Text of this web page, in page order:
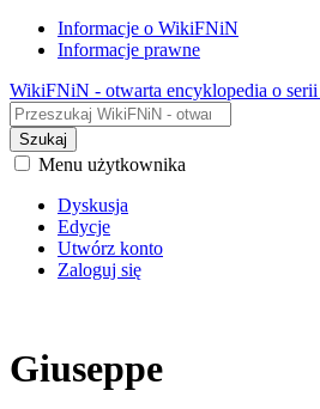
Informacje o WikiFNiN
Informacje prawne
WikiFNiN - otwarta encyklopedia o
Szukaj
Menu użytkownika
Dyskusja
Edycje
Utwórz konto
Zaloguj się
Giuseppe